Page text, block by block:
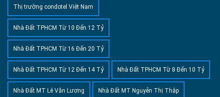
Thị trường condotel Việt Nam
Nhà Đất TPHCM Từ 10 Đến 12 Tỷ
Nhà Đất TPHCM Từ 16 Đến 20 Tỷ
Nhà Đất TPHCM Từ 12 Đến 14 Tỷ Nhà Đất TPHCM Từ 8 Đến 10 Tỷ
Nhà Đất MT Lê Văn Lương Nhà Đất MT Nguyễn Thị Thập